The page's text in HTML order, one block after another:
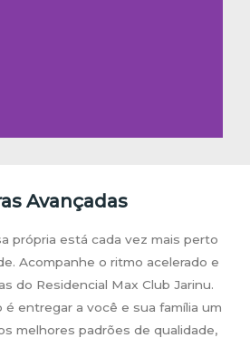
Avançadas
própria está cada vez mais perto
Acompanhe o ritmo acelerado e
do Residencial Max Club Jarinu.
entregar a você e sua família um
melhores padrões de qualidade,